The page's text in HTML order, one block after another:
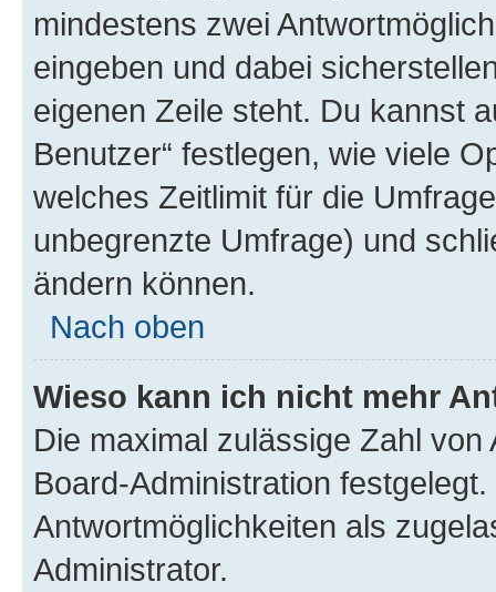
mindestens zwei
eingeben und dabei
eigenen Zeile steht. Du kannst
Benutzer“ festlegen, wie viele
welches Zeitlimit für die
unbegrenzte Umfrage) und
ändern können.
Nach oben
Wieso kann ich nicht mehr
Die maximal zulässige Zahl
Board-Administration
Antwortmöglichkeiten als
Administrator.